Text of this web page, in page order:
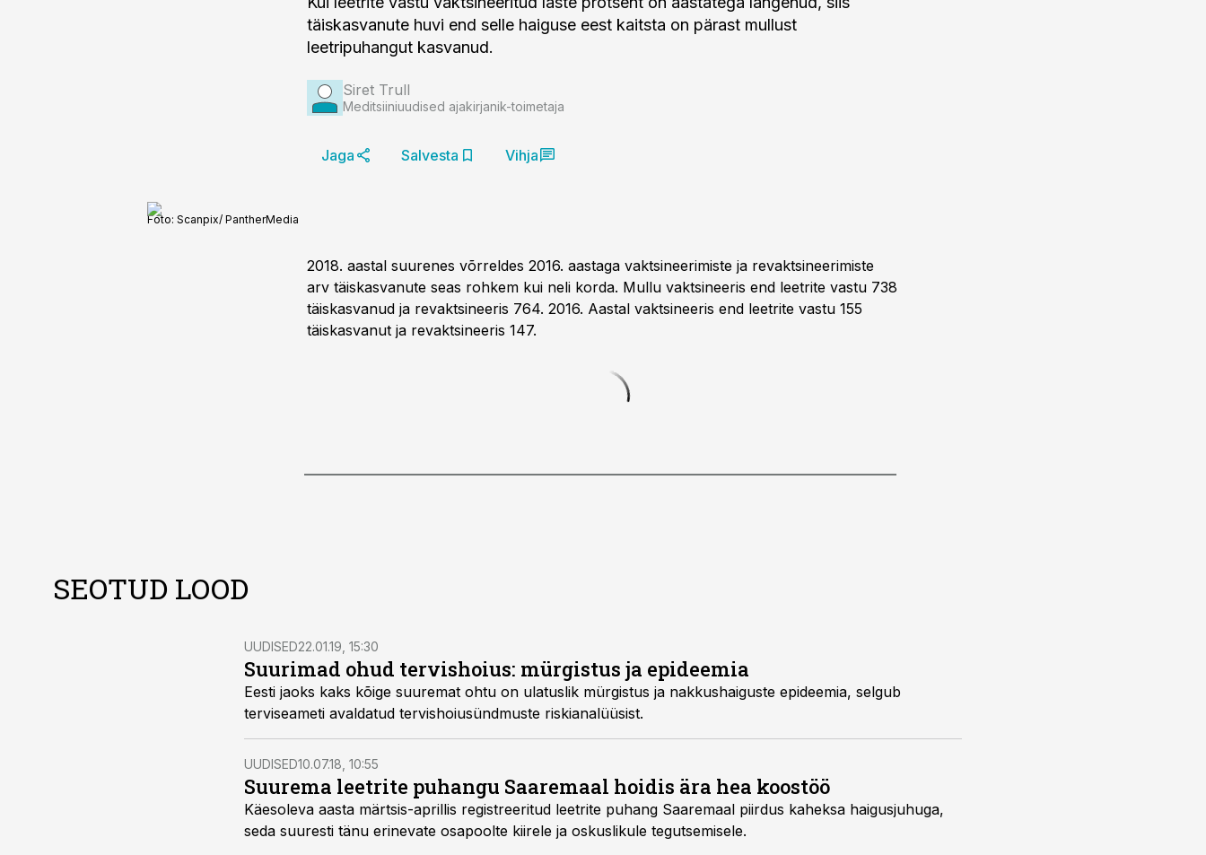
täiskasvanute huvi end selle haiguse eest kaitsta on pärast mullust
leetripuhangut kasvanud.
Siret Trull
Meditsiiniuudised ajakirjanik-toimetaja
Jaga Salvesta Vihja
Foto: Scanpix/ PantherMedia
2018. aastal suurenes võrreldes 2016. aastaga vaktsineerimiste ja revaktsineerimiste
arv täiskasvanute seas rohkem kui neli korda. Mullu vaktsineeris end leetrite vastu 738
täiskasvanud ja revaktsineeris 764. 2016. Aastal vaktsineeris end leetrite vastu 155
täiskasvanut ja revaktsineeris 147.
SEOTUD LOOD
UUDISED22.01.19, 15:30
Suurimad ohud tervishoius: mürgistus ja epideemia
Eesti jaoks kaks kõige suuremat ohtu on ulatuslik mürgistus ja nakkushaiguste epideemia, selgub
terviseameti avaldatud tervishoiusündmuste riskianalüüsist.
UUDISED10.07.18, 10:55
Suurema leetrite puhangu Saaremaal hoidis ära hea koostöö
Käesoleva aasta märtsis-aprillis registreeritud leetrite puhang Saaremaal piirdus kaheksa haigusjuhuga,
seda suuresti tänu erinevate osapoolte kiirele ja oskuslikule tegutsemisele.